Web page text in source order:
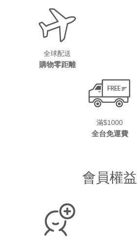
全球配送
購物零距離
滿$1000
全台免運費
會員權益